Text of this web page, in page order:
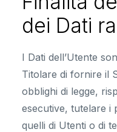
dei Dati
I Dati dell’Utente
Titolare di fornire il
obblighi di legge,
esecutive, tutelare i
quelli di Utenti o di